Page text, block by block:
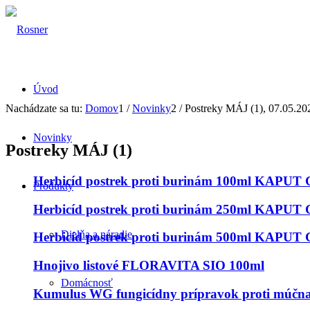
Úvod
Novinky
Produkty
Dielňa a náradie
Domácnosť
Nachádzate sa tu: Domov1 / Novinky2 / Postreky MÁJ (1),
Postreky MÁJ (1)
Herbicíd postrek proti burinám 100ml KAPUT
Herbicíd postrek proti burinám 250ml KAPUT
Herbicíd postrek proti burinám 500ml KAPUT
Hnojivo listové FLORAVITA SIO 100ml
Kumulus WG fungicídny prípravok proti